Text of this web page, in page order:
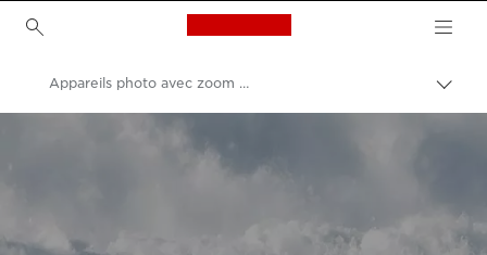
Canon Logo, back to
entre
Appareils photo avec zoom puissant